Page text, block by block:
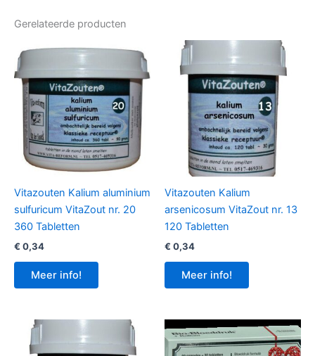
Gerelateerde producten
Vitazouten Kalium aluminium
sulfuricum VitaZout nr. 20
360 Tabletten
€ 0,34
Meer info!
Vitazouten Kalium
arsenicosum VitaZout nr. 13
120 Tabletten
€ 0,34
Meer info!